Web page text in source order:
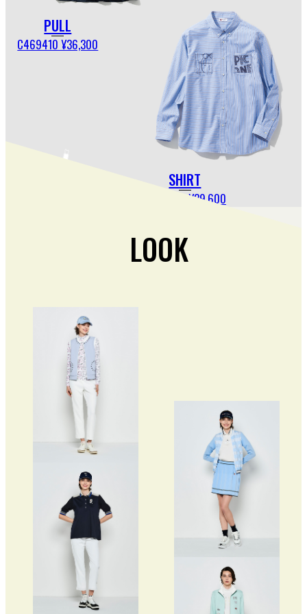
PULL
C469410 ¥36,300
SHIRT
C465403 ¥39,600
LOOK